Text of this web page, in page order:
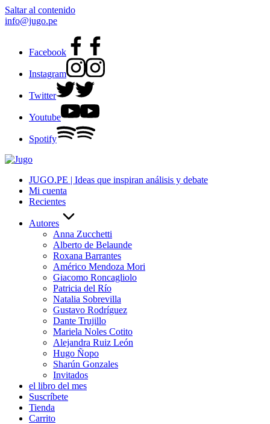
Saltar al contenido
info@jugo.pe
Facebook
Instagram
Twitter
Youtube
Spotify
JUGO.PE | Ideas que inspiran análisis y debate
Mi cuenta
Recientes
Autores
Anna Zucchetti
Alberto de Belaunde
Roxana Barrantes
Américo Mendoza Mori
Giacomo Roncagliolo
Patricia del Río
Natalia Sobrevilla
Gustavo Rodríguez
Dante Trujillo
Mariela Noles Cotito
Alejandra Ruiz León
Hugo Ñopo
Sharún Gonzales
Invitados
el libro del mes
Suscríbete
Tienda
Carrito